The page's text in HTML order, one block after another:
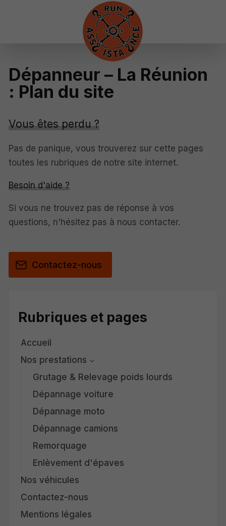
Dépanneur – La Réunion
: Plan du site
Vous êtes perdu ?
Pas de panique, vous trouverez sur cette pages
toutes les rubriques de notre site internet.​​
Besoin d'aide ?
Si vous ne trouvez pas de réponse à vos
questions, n'hésitez pas à nous contacter.
Contactez-nous
Rubriques et pages
Accueil
Nos prestations
Grutage & Relevage poids lourds
Dépannage voiture
Dépannage moto
Dépannage camions
Remorquage
Enlèvement d'épaves
Nos véhicules
Contactez-nous
Mentions légales